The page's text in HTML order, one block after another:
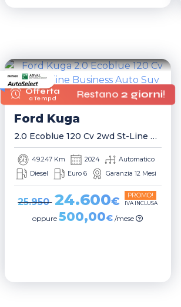
Offerta
a Tempo! Restano 2 giorni!
Ford Kuga
2.0 Ecoblue 120 Cv 2wd St-Line Business Auto Suv
49.247 Km 2024
Automatico
Diesel
Euro 6 Garanzia 12 Mesi
25.950 24.600€ PROMO!
IVA INCLUSA
oppure500,00€ /mese